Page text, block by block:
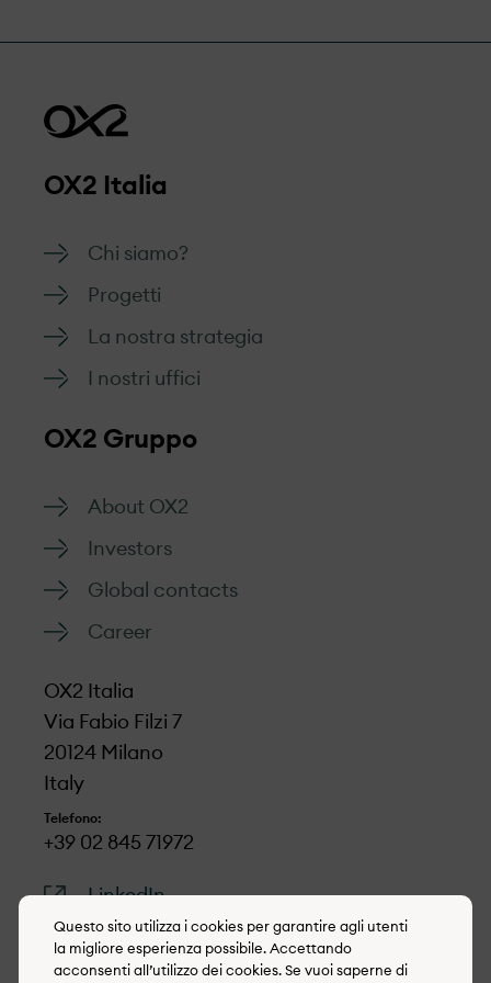
interlocutori e faremo il possibile per dare
Modulo da compilare per la
OX2 Italia
Chi siamo?
Progetti
La nostra strategia
I nostri uffici
OX2 Gruppo
About OX2
Investors
Global contacts
Career
OX2 Italia
Via Fabio Filzi 7
20124 Milano
Italy
Telefono:
+39 02 845 71972
LinkedIn
Questo sito utilizza i cookies per garantire agli utenti
la migliore esperienza possibile. Accettando
acconsenti all’utilizzo dei cookies. Se vuoi saperne di